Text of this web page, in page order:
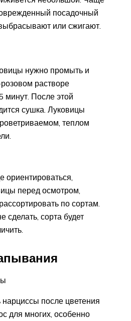
посадочный
или сжигают.
нужно промыть и
растворе
минут. После этой
сушка. Луковицы
теплом
перед осмотром,
по сортам.
сделать, сорта будет
после цветения
для многих, особенно